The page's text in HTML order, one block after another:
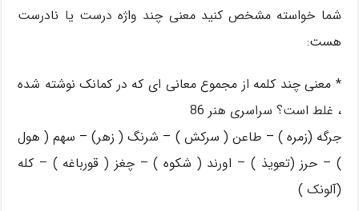
شما خواسته مشخص کنید معنی چند واژه درست یا نادرست
هست:
* معنی چند کلمه از مجموع معانی ای که در کمانک نوشته شده
، غلط است؟ سراسری هنر 86
جرگه (زمره ) – طاعن ( سرکش ) – شرنگ ( زهر) – سهم ( هول
) – حرز (تعویذ ) – اورند ( شکوه ) – چغز ( قورباغه ) – کله
(آلونک )